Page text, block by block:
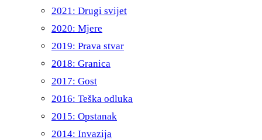
2021: Drugi svijet
2020: Mjere
2019: Prava stvar
2018: Granica
2017: Gost
2016: Teška odluka
2015: Opstanak
2014: Invazija